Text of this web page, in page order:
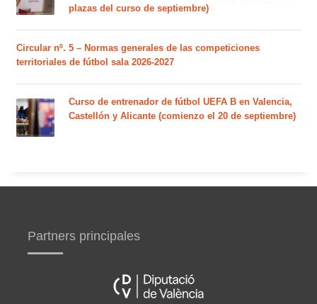
plazas del curso de septiembre)
Circular nº. 5 – Normas generales de las competiciones
territoriales de fútbol sala 2026-2027
Curso de entrenador de fútbol UEFA B en Valencia,
Castellón y Alicante (comienzo el 20 de septiembre)
Partners principales